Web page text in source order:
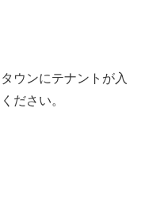
ウンにテナントが入
ださい。